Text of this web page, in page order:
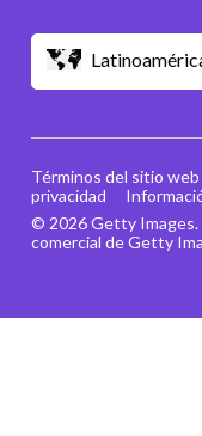
© 2026 Getty Images.
comercial de Getty
Términos del sitio web
privacidad